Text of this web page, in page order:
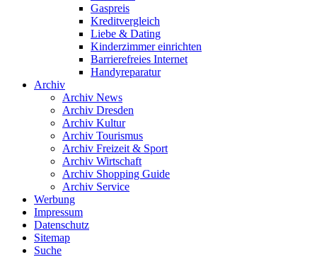
Gaspreis
Kreditvergleich
Liebe & Dating
Kinderzimmer einrichten
Barrierefreies Internet
Handyreparatur
Archiv
Archiv News
Archiv Dresden
Archiv Kultur
Archiv Tourismus
Archiv Freizeit & Sport
Archiv Wirtschaft
Archiv Shopping Guide
Archiv Service
Werbung
Impressum
Datenschutz
Sitemap
Suche